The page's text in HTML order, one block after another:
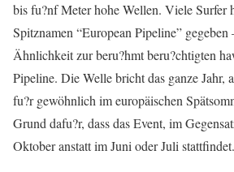
bis fu?nf Meter hohe Wellen. Viele Surfer
Spitznamen “European Pipeline”
Ähnlichkeit zur beru?hmt beru?chtigten
Pipeline. Die Welle bricht das ganze Jahr,
fu?r gewöhnlich im europäischen
Grund dafu?r, dass das Event, im
Oktober anstatt im Juni oder Juli stattfindet.